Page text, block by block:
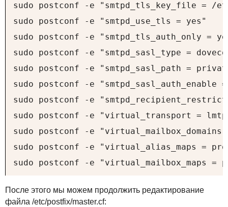
sudo postconf -e "smtpd_tls_key_file =
sudo postconf -e "smtpd_use_tls = yes"
sudo postconf -e "smtpd_tls_auth_only =
sudo postconf -e "smtpd_sasl_type =
sudo postconf -e "smtpd_sasl_path =
sudo postconf -e "smtpd_sasl_auth_enable
sudo postconf -e
sudo postconf -e "virtual_transport =
sudo postconf -e
sudo postconf -e "virtual_alias_maps =
sudo postconf -e "virtual_mailbox_maps
После этого мы можем продолжить редактирование
файла /etc/postfix/master.cf: